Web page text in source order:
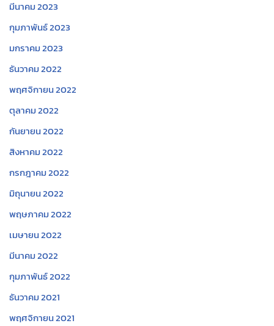
มีนาคม 2023
กุมภาพันธ์ 2023
มกราคม 2023
ธันวาคม 2022
พฤศจิกายน 2022
ตุลาคม 2022
กันยายน 2022
สิงหาคม 2022
กรกฎาคม 2022
มิถุนายน 2022
พฤษภาคม 2022
เมษายน 2022
มีนาคม 2022
กุมภาพันธ์ 2022
ธันวาคม 2021
พฤศจิกายน 2021